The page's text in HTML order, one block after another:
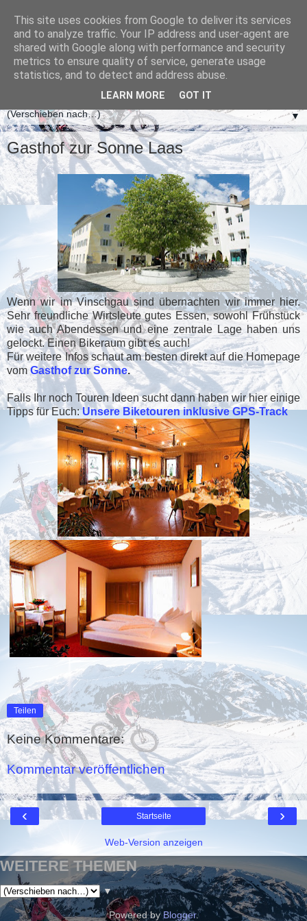
▼
Gasthof zur Sonne Laas
Wenn wir im Vinschgau sind übernachten wir immer hier.
Sehr freundliche Wirtsleute gutes Essen, sowohl Frühstück
wie auch Abendessen und eine zentrale Lage haben uns
gelockt. Einen Bikeraum gibt es auch!
Für weitere Infos schaut am besten direkt auf die Homepage
vomGasthof zur Sonne.
Falls Ihr noch Touren Ideen sucht dann haben wir hier einige
Tipps für Euch: Unsere Biketouren inklusive GPS-Track
Teilen
Keine Kommentare:
Kommentar veröffentlichen
‹ ›
Startseite
Web-Version anzeigen
WEITERE THEMEN
▼
Powered byBlogger.
This site uses cookies from Google to deliver its services
and to analyze traffic. Your IP address and user-agent are
shared with Google along with performance and security
metrics to ensure quality of service, generate usage
statistics, and to detect and address abuse.
LEARN MORE GOT IT